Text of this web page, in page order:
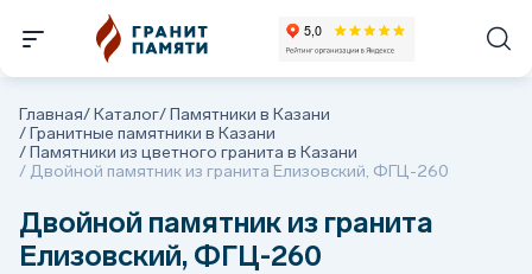
Главная/Каталог/Памятники в Казани
/Гранитные памятники в Казани
/Памятники из цветного гранита в Казани
/ Двойной памятник из гранита Елизовский, ФГЦ-260
Двойной памятник из гранита
Елизовский, ФГЦ-260